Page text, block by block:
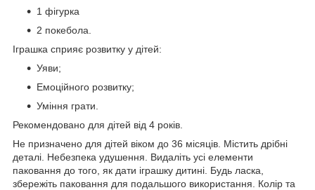
1 фігурка
2 покебола.
Іграшка сприяє розвитку у дітей:
Уяви;
Емоційного розвитку;
Уміння грати.
Рекомендовано для дітей від 4 років.
Не призначено для дітей віком до 36 місяців. Містить дрібні
деталі. Небезпека удушення. Видаліть усі елементи
паковання до того, як дати іграшку дитині. Будь ласка,
збережіть паковання для подальшого використання. Колір та